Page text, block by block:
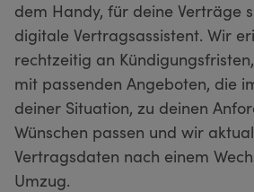
dem Handy, für deine Verträge
digitale Vertragsassistent. Wir
rechtzeitig an
mit passenden Angeboten, die
deiner Situation, zu deinen
Wünschen passen und wir
Vertragsdaten nach einem
Umzug.